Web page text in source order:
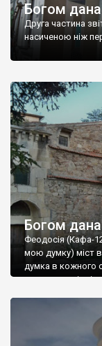
Богом
Друга частина
насиченою ніж
Богом
Феодосія (Кафа-
мою думку) міст
думка в кожного
запрошую